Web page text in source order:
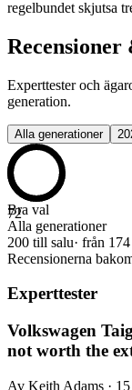
regelbundet skjutsa
Recensioner
Experttester och
generation.
Alla generationer
72
Bra val
Alla generationer
200 till salu· från
Recensionerna
Experttester
Volkswagen
not worth the
Av Keith Adams ·